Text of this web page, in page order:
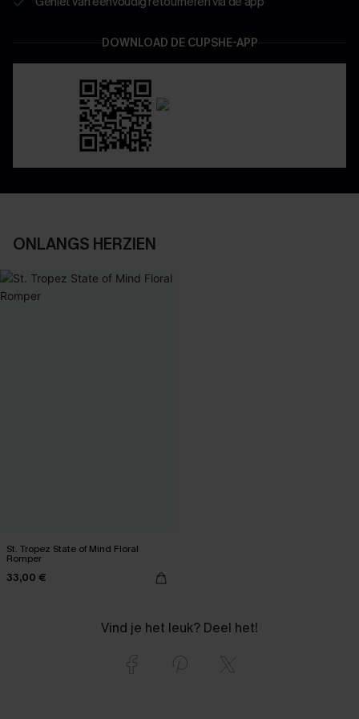
DOWNLOAD DE CUPSHE-APP
ONLANGS HERZIEN
St. Tropez State of Mind Floral
Romper
33,00 €
Vind je het leuk? Deel het!